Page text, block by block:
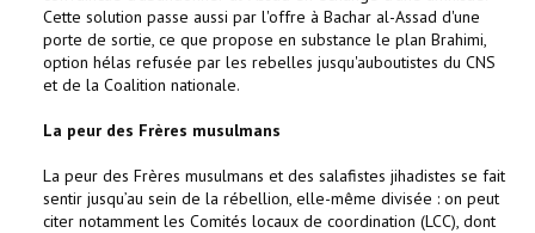
Cette solution passe aussi par l'offre à Bachar al-Assad d'une
porte de sortie, ce que propose en substance le plan Brahimi,
option hélas refusée par les rebelles jusqu'auboutistes du CNS
et de la Coalition nationale.
La peur des Frères musulmans
La peur des Frères musulmans et des salafistes jihadistes se fait
sentir jusqu’au sein de la rébellion, elle-même divisée : on peut
citer notamment les Comités locaux de coordination (LCC), dont